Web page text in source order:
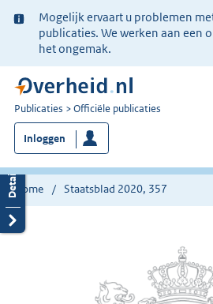
Ter
informatie:
Mogelijk ervaart u problemen
publicaties. We werken aan een
het ongemak.
U
bent
nu
hier:
Publicaties Officiële publicaties
Inloggen
Home Staatsblad 2020, 357